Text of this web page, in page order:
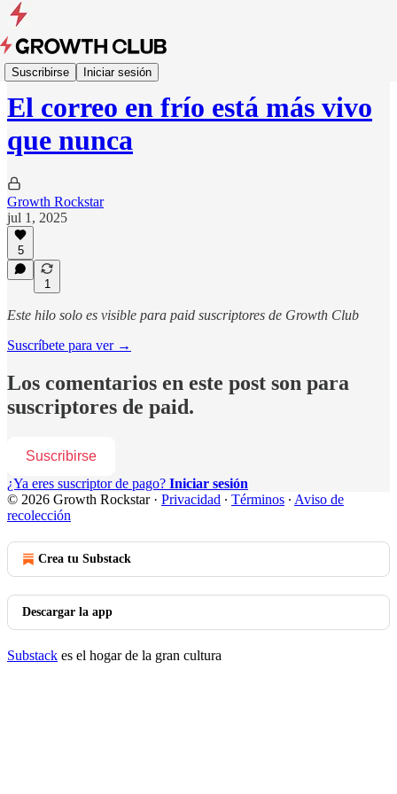
Suscribirse Iniciar sesión
Growth Essays
El correo en frío está más vivo
que nunca
Growth Rockstar
jul 1, 2025
5
1
Este hilo solo es visible para paid suscriptores de Growth Club
Suscríbete para ver →
Los comentarios en este post son para
suscriptores de paid.
Suscribirse
¿Ya eres suscriptor de pago? Iniciar sesión
© 2026 Growth Rockstar· Privacidad ∙ Términos ∙ Aviso de
recolección
Crea tu Substack
Descargar la app
Substack es el hogar de la gran cultura